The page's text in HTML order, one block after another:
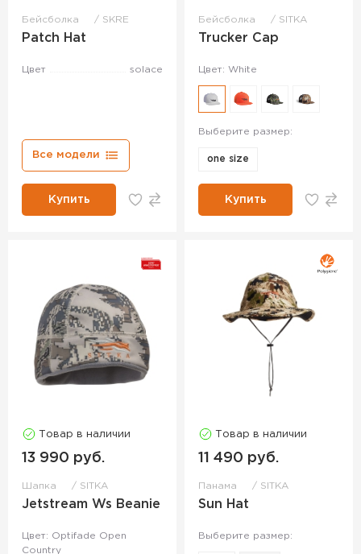
Бейсболка SKRE
Patch Hat
Цвет solace
Все модели
Купить
Бейсболка SITKA
Trucker Cap
Цвет: White
Выберите размер:
one size
Купить
Товар в наличии
13 990 руб.
Шапка SITKA
Jetstream Ws Beanie
Цвет: Optifade Open
Country
Товар в наличии
11 490 руб.
Панама SITKA
Sun Hat
Выберите размер: